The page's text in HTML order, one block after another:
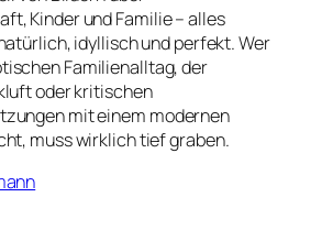
Kinder und Familie– alles
idyllisch und perfekt. Wer
Familienalltag, der
oder kritischen
mit einem modernen
muss wirklich tief graben.